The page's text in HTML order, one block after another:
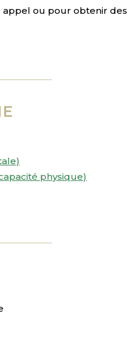
ou pour obtenir
physique)